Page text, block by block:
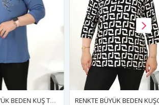
RENKTE BÜYÜK BEDEN KUŞ TAŞLI İNDİGO BLUZ RENKTE BÜYÜK BEDEN KUŞGÖZÜ DETAY DESENLİ KAPRİ KOL BLUZ